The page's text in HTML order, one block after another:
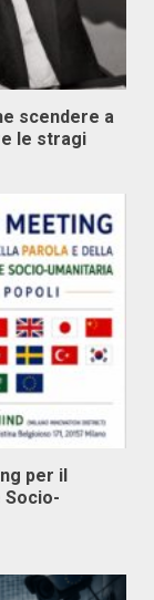
scendere a
le stragi
per il
Socio-